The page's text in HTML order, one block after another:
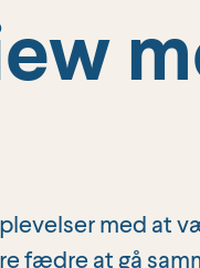
med at
fædre at gå